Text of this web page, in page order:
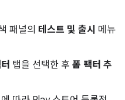
패널의 테스트 및 출시 메뉴
탭을 선택한 후 폼 팩터 추